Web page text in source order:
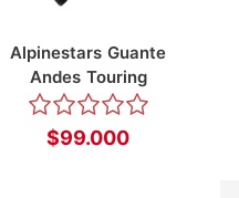
Alpinestars Guante
Andes Touring
$99.000